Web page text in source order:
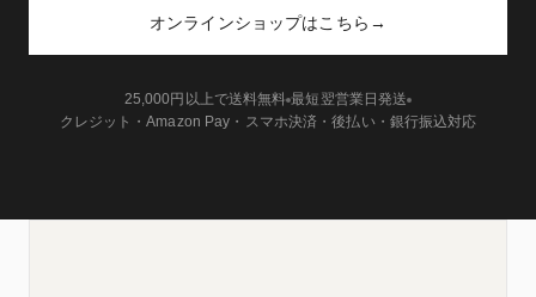
オンラインショップはこちら →
25,000円以上で送料無料 最短翌営業日発送
クレジット・Amazon Pay・スマホ決済・後払い・銀行振込対応